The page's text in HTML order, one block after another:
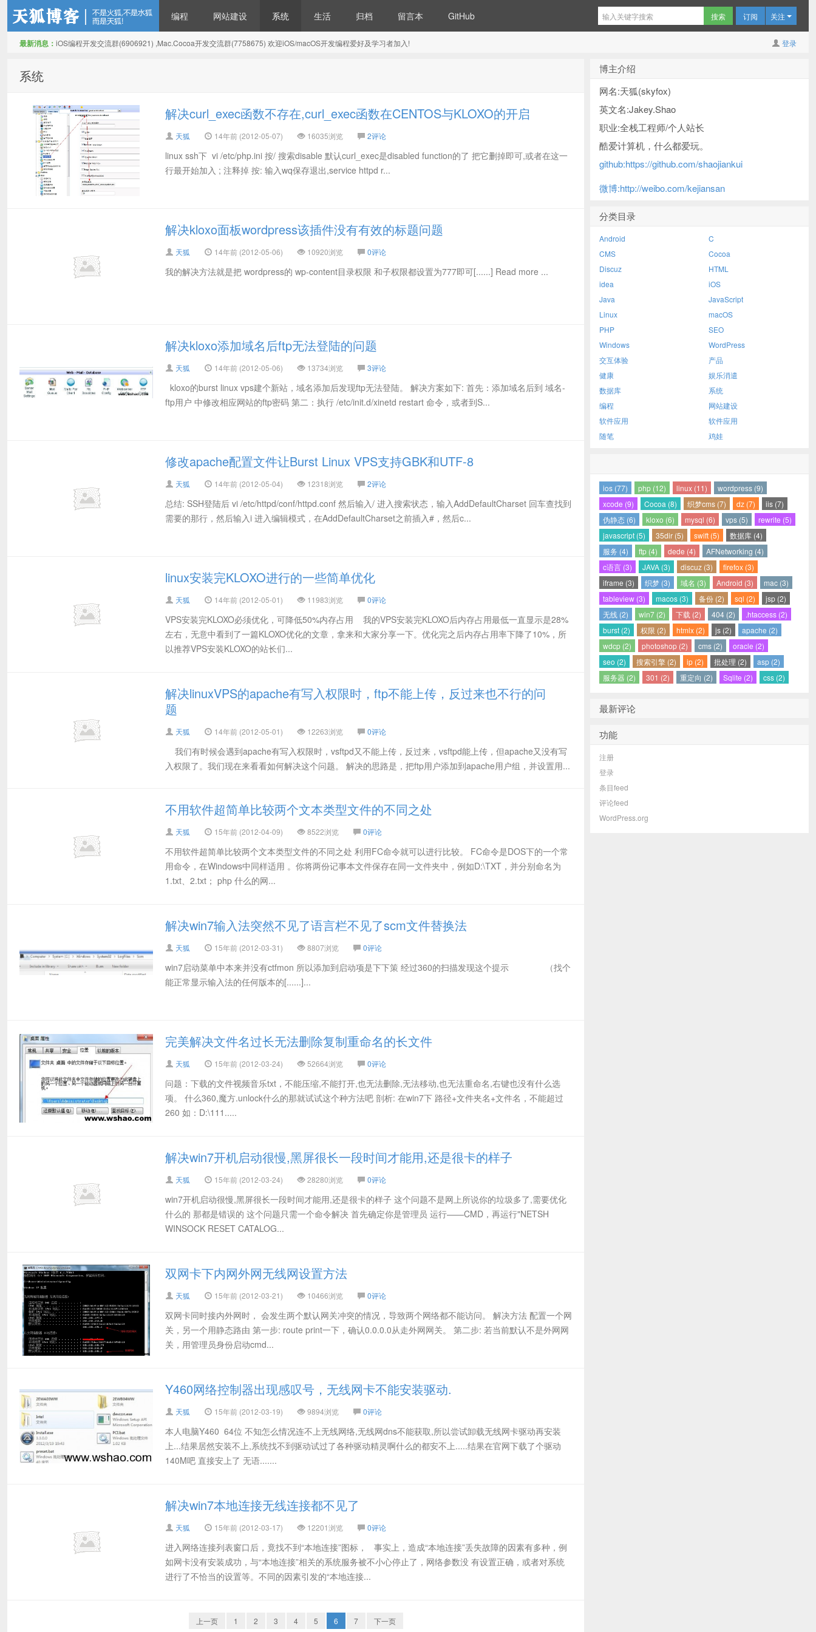
编程 网站建设 系统 生活 归档 留言本 GitHub 订阅 关注
登录
最新消息： iOS编程开发交流群(6906921) ,Mac.Cocoa开发交流群(7758675) 欢迎iOS/macOS开发编程爱好及学习者加入!
系统
解决curl_exec函数不存在,curl_exec函数在CENTOS与KLOXO的开启
天狐 14年前 (2012-05-07) 16035浏览 2评论
linux ssh下 vi /etc/php.ini 按/ 搜索disable 默认curl_exec是disabled function的了 把它删掉即可,或者在这一
行最开始加入 ; 注释掉 按: 输入wq保存退出,service httpd r...
解决kloxo面板wordpress该插件没有有效的标题问题
天狐 14年前 (2012-05-06) 10920浏览 0评论
我的解决方法就是把 wordpress的 wp-content目录权限 和子权限都设置为777即可[......] Read more ...
解决kloxo添加域名后ftp无法登陆的问题
天狐 14年前 (2012-05-06) 13734浏览 3评论
kloxo的burst linux vps建个新站，域名添加后发现ftp无法登陆。 解决方案如下: 首先：添加域名后到 域名-
ftp用户 中修改相应网站的ftp密码 第二：执行 /etc/init.d/xinetd restart 命令，或者到S...
修改apache配置文件让Burst Linux VPS支持GBK和UTF-8
天狐 14年前 (2012-05-04) 12318浏览 2评论
总结: SSH登陆后 vi /etc/httpd/conf/httpd.conf 然后输入/ 进入搜索状态，输入AddDefaultCharset 回车查找到
需要的那行，然后输入i 进入编辑模式，在AddDefaultCharset之前插入#，然后c...
linux安装完KLOXO进行的一些简单优化
天狐 14年前 (2012-05-01) 11983浏览 0评论
VPS安装完KLOXO必须优化，可降低50%内存占用 我的VPS安装完KLOXO后内存占用最低一直显示是28%
左右，无意中看到了一篇KLOXO优化的文章，拿来和大家分享一下。优化完之后内存占用率下降了10%，所
以推荐VPS安装KLOXO的站长们...
解决linuxVPS的apache有写入权限时，ftp不能上传，反过来也不行的问
题
天狐 14年前 (2012-05-01) 12263浏览 0评论
我们有时候会遇到apache有写入权限时，vsftpd又不能上传，反过来，vsftpd能上传，但apache又没有写
入权限了。我们现在来看看如何解决这个问题。 解决的思路是，把ftp用户添加到apache用户组，并设置用...
不用软件超简单比较两个文本类型文件的不同之处
天狐 15年前 (2012-04-09) 8522浏览 0评论
不用软件超简单比较两个文本类型文件的不同之处 利用FC命令就可以进行比较。 FC命令是DOS下的一个常
用命令，在Windows中同样适用 。你将两份记事本文件保存在同一文件夹中，例如D:\TXT，并分别命名为
1.txt、2.txt； php 什么的网...
解决win7输入法突然不见了语言栏不见了scm文件替换法
天狐 15年前 (2012-03-31) 8807浏览 0评论
win7启动菜单中本来并没有ctfmon 所以添加到启动项是下下策 经过360的扫描发现这个提示 （找个
能正常显示输入法的任何版本的[......]...
完美解决文件名过长无法删除复制重命名的长文件
天狐 15年前 (2012-03-24) 52664浏览 0评论
问题：下载的文件视频音乐txt，不能压缩,不能打开,也无法删除,无法移动,也无法重命名,右键也没有什么选
项。 什么360,魔方.unlock什么的那就试试这个种方法吧 剖析: 在win7下 路径+文件夹名+文件名，不能超过
260 如：D:\111.....
解决win7开机启动很慢,黑屏很长一段时间才能用,还是很卡的样子
天狐 15年前 (2012-03-24) 28280浏览 0评论
win7开机启动很慢,黑屏很长一段时间才能用,还是很卡的样子 这个问题不是网上所说你的垃圾多了,需要优化
什么的 那都是错误的 这个问题只需一个命令解决 首先确定你是管理员 运行——CMD，再运行"NETSH
WINSOCK RESET CATALOG...
双网卡下内网外网无线网设置方法
天狐 15年前 (2012-03-21) 10466浏览 0评论
双网卡同时接内外网时， 会发生两个默认网关冲突的情况，导致两个网络都不能访问。 解决方法 配置一个网
关，另一个用静态路由 第一步: route print一下，确认0.0.0.0从走外网网关。 第二步: 若当前默认不是外网网
关，用管理员身份启动cmd...
Y460网络控制器出现感叹号，无线网卡不能安装驱动.
天狐 15年前 (2012-03-19) 9894浏览 0评论
本人电脑Y460 64位 不知怎么情况连不上无线网络,无线网dns不能获取,所以尝试卸载无线网卡驱动再安装
上...结果居然安装不上,系统找不到驱动试过了各种驱动精灵啊什么的都安不上.....结果在官网下载了个驱动
140M吧 直接安上了 无语.......
解决win7本地连接无线连接都不见了
天狐 15年前 (2012-03-17) 12201浏览 0评论
进入网络连接列表窗口后，竟找不到“本地连接”图标， 事实上，造成“本地连接”丢失故障的因素有多种，例
如网卡没有安装成功，与“本地连接”相关的系统服务被不小心停止了，网络参数没 有设置正确，或者对系统
进行了不恰当的设置等。不同的因素引发的“本地连接...
上一页 1 2 3 4 5 6 7 下一页
博主介绍
网名:天狐(skyfox)
英文名:Jakey.Shao
职业:全栈工程师/个人站长
酷爱计算机，什么都爱玩。
github:https://github.com/shaojiankui
微博:http://weibo.com/kejiansan
分类目录
Android
C
CMS
Cocoa
Discuz
HTML
idea
iOS
Java
JavaScript
Linux
macOS
PHP
SEO
Windows
WordPress
交互体验
产品
健康
娱乐消遣
数据库
系统
编程
网站建设
软件应用
软件应用
随笔
鸡娃
ios (77) php (12) linux (11)
wordpress (9)
xcode (9)
Cocoa (8) 织梦cms (7) dz (7)
iis (7)
伪静态 (6)
kloxo (6) mysql (6) vps (5)
rewrite (5)
javascript (5)
35dir (5) swift (5)
数据库 (4)
服务 (4)
ftp (4) dede (4)
AFNetworking (4)
c语言 (3)
JAVA (3) discuz (3)
firefox (3)
iframe (3)
织梦 (3) 域名 (3) Android (3)
mac (3)
tableview (3)
macos (3) 备份 (2) sql (2)
jsp (2)
无线 (2)
win7 (2) 下载 (2) 404 (2)
.htaccess (2)
burst (2)
权限 (2) htmlx (2) js (2)
apache (2)
wdcp (2)
photoshop (2) cms (2)
oracle (2)
seo (2)
搜索引擎 (2) ip (2) 批处理 (2)
asp (2)
服务器 (2)
301 (2) 重定向 (2) Sqlite (2) css (2)
最新评论
功能
注册
登录
条目feed
评论feed
WordPress.org